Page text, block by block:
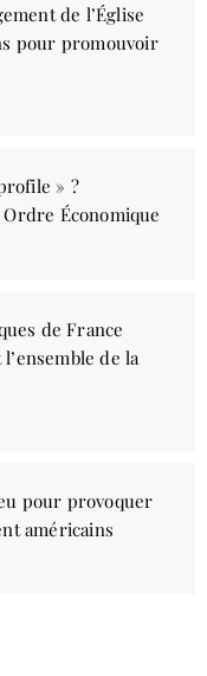
de l’Église
pour promouvoir
» ?
Économique
de France
de la
pour provoquer
américains